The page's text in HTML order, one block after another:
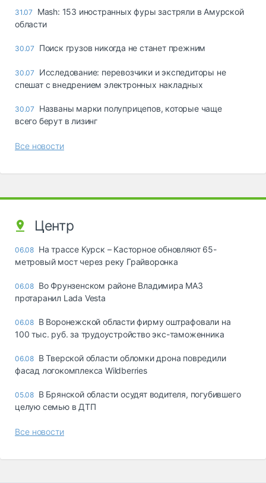
31.07
Mash: 153 иностранных фуры застряли в Амурской
области
30.07 Поиск грузов никогда не станет прежним
30.07
Исследование: перевозчики и экспедиторы не
спешат с внедрением электронных накладных
30.07
Названы марки полуприцепов, которые чаще
всего берут в лизинг
Все новости
Центр
06.08 На трассе Курск – Касторное обновляют 65-
метровый мост через реку Грайворонка
06.08 Во Фрунзенском районе Владимира МАЗ
протаранил Lada Vesta
06.08 В Воронежской области фирму оштрафовали на
100 тыс. руб. за трудоустройство экс-таможенника
06.08 В Тверской области обломки дрона повредили
фасад логокомплекса Wildberries
05.08 В Брянской области осудят водителя, погубившего
целую семью в ДТП
Все новости